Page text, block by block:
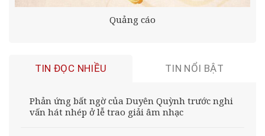
Quảng cáo
TIN ĐỌC NHIỀU TIN NỔI BẬT
Phản ứng bất ngờ của Duyên Quỳnh trước nghi
vấn hát nhép ở lễ trao giải âm nhạc